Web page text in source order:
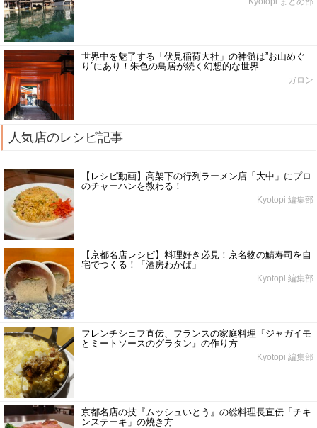
世界中を魅了する「伏見稲荷大社」の神髄は”お山めぐ
り”にあり！朱色の鳥居が続く幻想的な世界
ガロン
人気店のレシピ記事
【レシピ動画】高架下の行列ラーメン店「大中」にプロ
のチャーハンを教わる！
Kyotopi 編集部
【京都名店レシピ】料理好き必見！京名物の鯖寿司を自
宅でつくる！「酒房わかば」
Kyotopi 編集部
フレンチシェフ直伝、フランスの家庭料理『ジャガイモ
とミートソースのグラタン』の作り方
Kyotopi 編集部
京都名店の技『ムッシュいとう』の総料理長直伝「チキ
ンステーキ」の焼き方